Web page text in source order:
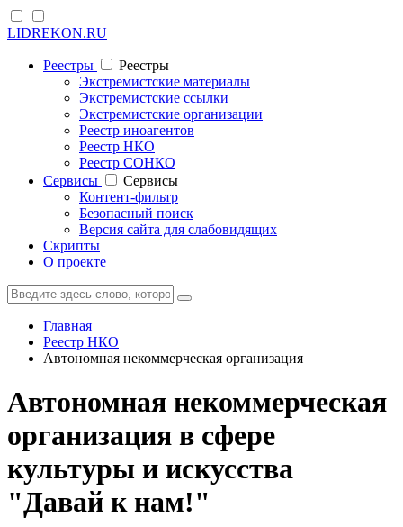
LIDREKON.RU
Реестры
Реестры
Экстремистские материалы
Экстремистские ссылки
Экстремистские организации
Реестр иноагентов
Реестр НКО
Реестр СОНКО
Cервисы
Cервисы
Контент-фильтр
Безопасный поиск
Версия сайта для слабовидящих
Скрипты
О проекте
Главная
Реестр НКО
Автономная некоммерческая организация
Автономная некоммерческая
организация в сфере
культуры и искусства
"Давай к нам!"